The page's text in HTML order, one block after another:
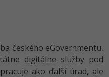
českého eGovernmentu,
digitálne služby pod
ako ďalší úrad, ale